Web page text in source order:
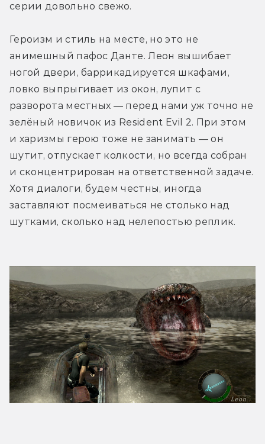
серии довольно свежо.
Героизм и стиль на месте, но это не
анимешный пафос Данте. Леон вышибает
ногой двери, баррикадируется шкафами,
ловко выпрыгивает из окон, лупит с
разворота местных — перед нами уж точно не
зелёный новичок из Resident Evil 2. При этом
и харизмы герою тоже не занимать — он
шутит, отпускает колкости, но всегда собран
и сконцентрирован на ответственной задаче.
Хотя диалоги, будем честны, иногда
заставляют посмеиваться не столько над
шутками, сколько над нелепостью реплик.